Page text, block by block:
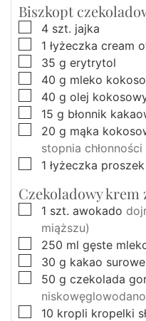
Biszkopt
▢
4 szt. jajka
▢
1 łyżeczka cream
▢
35 g erytrytol
▢
40 g mleko
▢
40 g olej
▢
15 g błonnik
▢
20 g mąka
stopnia chłonności
▢
1 łyżeczka
Czekoladowy krem
▢
1 szt. awokado
miąższu)
▢
250 ml gęste
▢
30 g kakao surowe
▢
50 g czekolada
▢
10 kropli kropelki